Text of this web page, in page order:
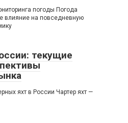
погоды Погода
влияние на повседневную
текущие
яхт в России Чартер яхт —